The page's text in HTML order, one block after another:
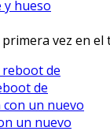
y hueso
vez en
de
un nuevo